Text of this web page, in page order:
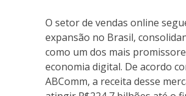
O setor de vendas online
expansão no Brasil,
como um dos mais
economia digital. De acordo
ABComm, a receita desse